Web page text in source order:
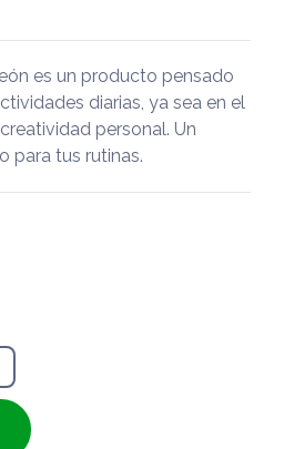
es un producto pensado
diarias, ya sea en el
personal. Un
para tus rutinas.